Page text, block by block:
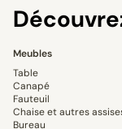
Meubles
Table
Canapé
Fauteuil
Chaise et autres
Bureau